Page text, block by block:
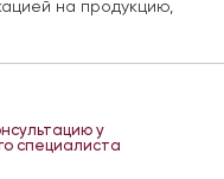
на продукцию,
у
специалиста